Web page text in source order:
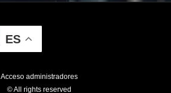
ES
Acceso administradores
© All rights reserved